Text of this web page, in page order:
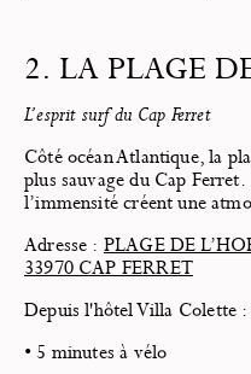
2. LA PLAGE
L’esprit surf du Cap Ferret
Côté océan Atlantique, la
plus sauvage du Cap
l’immensité créent une
Adresse :PLAGE DE
33970 CAP FERRET
Depuis l'hôtel Villa Colette :
• 5 minutes à vélo